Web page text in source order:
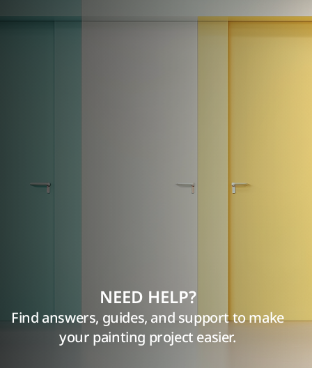
NEED HELP?
Find answers, guides, and support to make
your painting project easier.